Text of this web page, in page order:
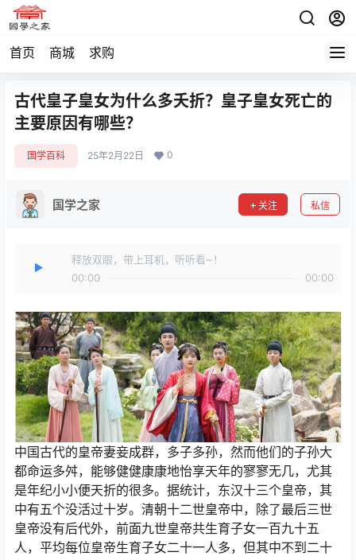
首页 商城 求购
古代皇子皇女为什么多夭折？皇子皇女死亡的
主要原因有哪些？
国学百科 25年2月22日 0
国学之家 关注 私信
释放双眼，带上耳机，听听看~！
00:00
00:00
中国古代的皇帝妻妾成群，多子多孙，然而他们的子孙大
都命运多舛，能够健健康康地怡享天年的寥寥无几，尤其
是年纪小小便天折的很多。据统计，东汉十三个皇帝，其
中有五个没活过十岁。清朝十二世皇帝中，除了最后三世
皇帝没有后代外，前面九世皇帝共生育子女一百九十五
人，平均每位皇帝生育子女二十一人多，但其中不到二十